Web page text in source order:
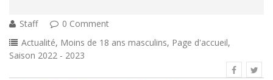
Staff
0 Comment
Actualité, Moins de 18 ans masculins, Page d'accueil,
Saison 2022 - 2023